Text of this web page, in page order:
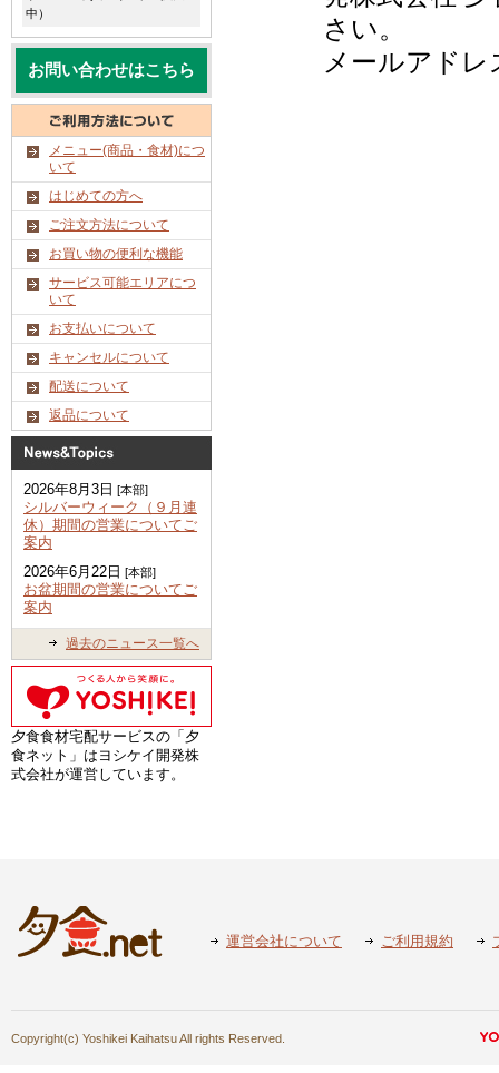
さい。
メールアドレ
中）
お問い合わせはこちら
メニュー(商品・食材)につ
いて
はじめての方へ
ご注文方法について
お買い物の便利な機能
サービス可能エリアにつ
いて
お支払いについて
キャンセルについて
配送について
返品について
2026年8月3日 [本部]
シルバーウィーク（９月連
休）期間の営業についてご
案内
2026年6月22日 [本部]
お盆期間の営業についてご
案内
過去のニュース一覧へ
夕食食材宅配サービスの「夕
食ネット」はヨシケイ開発株
式会社が運営しています。
運営会社について ご利用規約
Copyright(c) Yoshikei Kaihatsu All rights Reserved.